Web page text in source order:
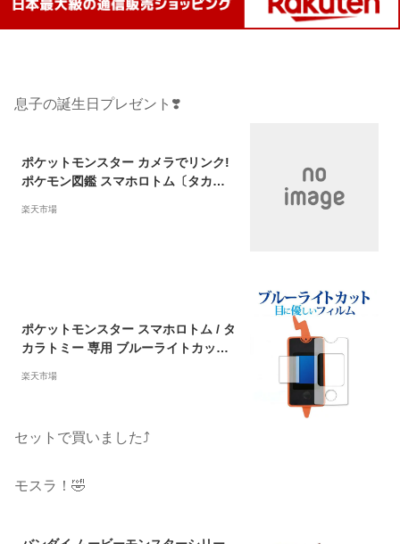
息子の誕生日プレゼント❣️
ポケットモンスター カメラでリンク!
ポケモン図鑑 スマホロトム〔タカラ
楽天市場
ポケットモンスター スマホロトム / タ
カラトミー 専用 ブルーライトカット
フィルム メール便送料無料
楽天市場
セットで買いました⤴︎
モスラ！🤣